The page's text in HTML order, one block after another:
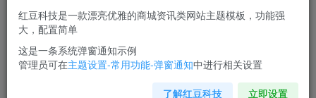
您当前未登录！建议登陆后购买，可保存购买订单
全自动知识付费平台赚钱项目3.0，主打躺赚【揭秘】
红豆科技是一款漂亮优雅的商城资讯类网站主题模板，功能强
大，配置简单
这是一条系统弹窗通知示例
管理员可在主题设置-常用功能-弹窗通知中进行相关设置
了解红豆科技 立即设置